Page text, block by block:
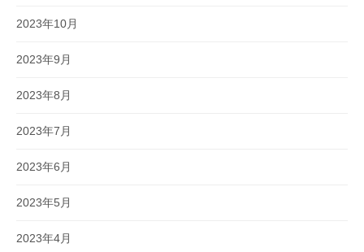
2023年10月
2023年9月
2023年8月
2023年7月
2023年6月
2023年5月
2023年4月